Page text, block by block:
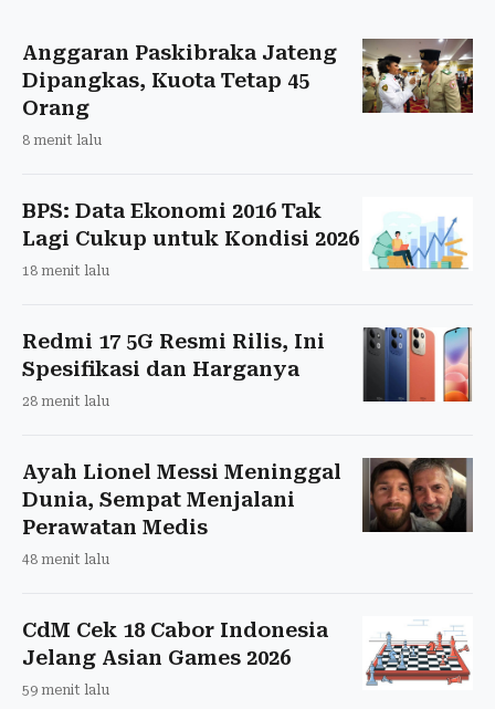
Anggaran Paskibraka Jateng
Dipangkas, Kuota Tetap 45
Orang
8 menit lalu
BPS: Data Ekonomi 2016 Tak
Lagi Cukup untuk Kondisi 2026
18 menit lalu
Redmi 17 5G Resmi Rilis, Ini
Spesifikasi dan Harganya
28 menit lalu
Ayah Lionel Messi Meninggal
Dunia, Sempat Menjalani
Perawatan Medis
48 menit lalu
CdM Cek 18 Cabor Indonesia
Jelang Asian Games 2026
59 menit lalu